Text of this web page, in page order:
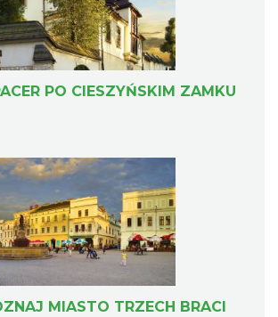
PO CIESZYŃSKIM ZAMKU
MIASTO TRZECH BRACI